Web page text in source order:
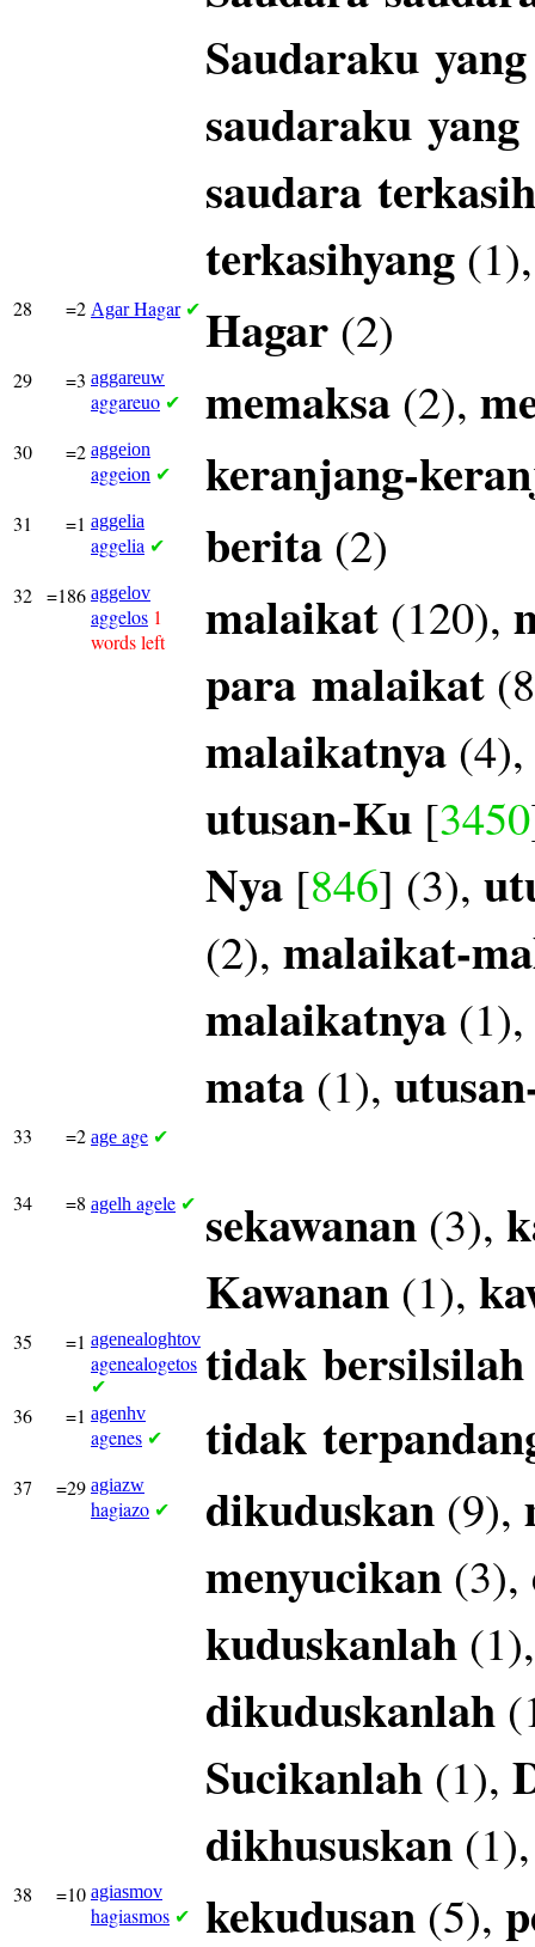
Saudaraku yang
saudaraku yang
saudara terkasih
terkasihyang
28 =2 AgarHagar ✔ Hagar (2)
29 =3 aggareuw
aggareuo ✔ memaksa (2),
30 =2 aggeion
aggeion ✔ keranjang-
31 =1 aggelia
aggelia ✔ berita (2)
32 =186 aggelov
aggelos 1
words left
malaikat (120),
para malaikat
malaikatnya (4),
utusan-Ku [3450
Nya [846] (3),
(2), malaikat-
malaikatnya (1),
mata (1),
33 =2 age age ✔
34 =8 agelh agele ✔ sekawanan (3),
Kawanan (1),
35 =1 agenealoghtov
agenealogetos
✔ tidak bersilsilah
36 =1 agenhv
agenes ✔ tidak
37 =29 agiazw
hagiazo ✔ dikuduskan (9),
menyucikan (3),
kuduskanlah
dikuduskanlah
Sucikanlah (1),
dikhususkan
38 =10 agiasmov
hagiasmos ✔ kekudusan (5),